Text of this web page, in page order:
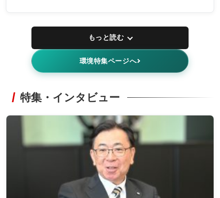
もっと読む
環境特集ページへ
特集・インタビュー